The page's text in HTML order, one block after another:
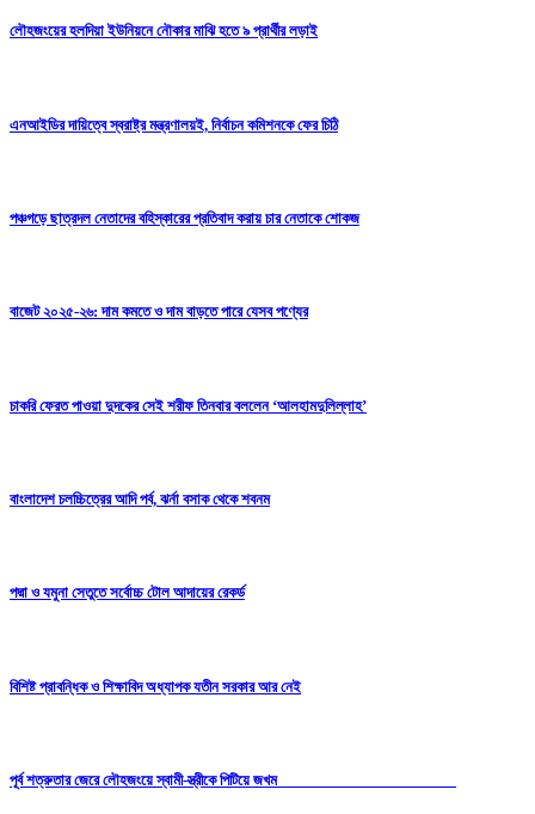
লৌহজংয়ের হলদিয়া ইউনিয়নে নৌকার মাঝি হতে ৯ প্রার্থীর লড়াই
এনআইডির দায়িত্বে স্বরাষ্ট্র মন্ত্রণালয়ই, নির্বাচন কমিশনকে ফের চিঠি
পঞ্চগড়ে ছাত্রদল নেতাদের বহিস্কারের প্রতিবাদ করায় চার নেতাকে শোকজ
বাজেট ২০২৫-২৬: দাম কমতে ও দাম বাড়তে পারে যেসব পণ্যের
চাকরি ফেরত পাওয়া দুদকের সেই শরীফ তিনবার বললেন ‘আলহামদুলিল্লাহ’
বাংলাদেশ চলচ্চিত্রের আদি পর্ব, ঝর্না বসাক থেকে শবনম
পদ্মা ও যমুনা সেতুতে সর্বোচ্চ টোল আদায়ের রেকর্ড
বিশিষ্ট প্রাবন্ধিক ও শিক্ষাবিদ অধ্যাপক যতীন সরকার আর নেই
পূর্ব শত্রুতার জেরে লৌহজংয়ে স্বামী-স্ত্রীকে পিটিয়ে জখম